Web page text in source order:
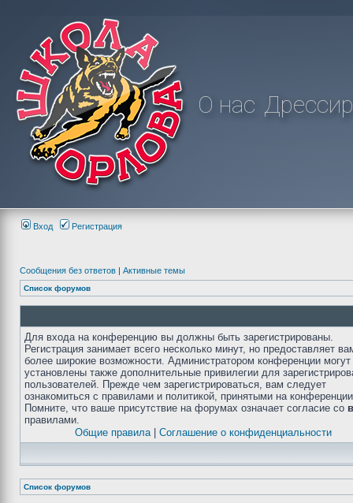
О нас
Вход Регистрация
Сообщения без ответов | Активные темы
Список форумов
Для входа на конференцию вы должны быть зарегистрированы.
Регистрация занимает всего несколько минут, но предоставляет
более широкие возможности. Администратором конференции
установлены также дополнительные привилегии для
пользователей. Прежде чем зарегистрироваться, вам следует
ознакомиться с правилами и политикой, принятыми на
Помните, что ваше присутствие на форумах означает согласие со
правилами.
Общие правила| Соглашение о конфиденциальности
Список форумов